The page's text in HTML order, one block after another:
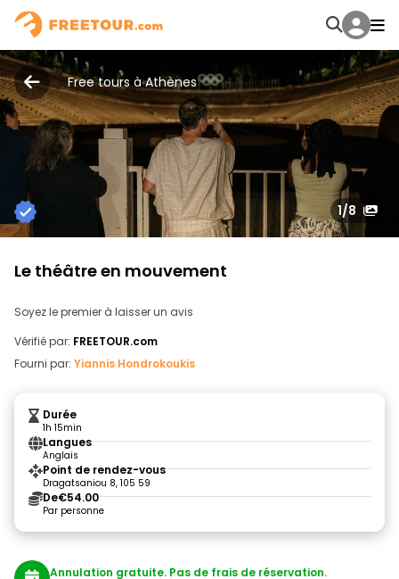
Free tours à Athènes
1/8
Le théâtre en mouvement
Soyez le premier à laisser un avis
Vérifié par: FREETOUR.com
Fourni par: Yiannis Hondrokoukis
Durée
1h 15min
Langues
Anglais
Point de rendez-vous
Dragatsaniou 8, 105 59
De€54.00
Par personne
Annulation gratuite. Pas de frais de réservation.